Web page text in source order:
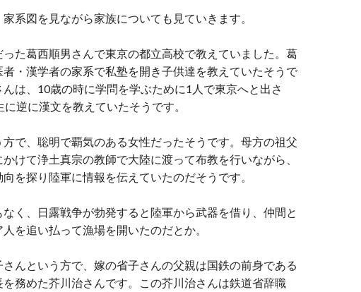
系図を見ながら家族についても見ていきます。
た葛西順男さんで東京の都立高校で教えていました。葛
・漢学者の家系で私塾を開き子供達を教えていたそうで
は、10歳の時に学問を学ぶために1人で東京へと出さ
逆に漢文を教えていたそうです。
で、聡明で覇気のある女性だったそうです。母方の祖父
けて浄土真宗の教師で大陸に渡って布教を行いながら、
を探り陸軍に情報を伝えていたのだそうです。
く、日露戦争が勃発すると陸軍から武器を借り、仲間と
を追い払って漁場を開いたのだとか。
んという方で、嫁の省子さんの父親は国鉄の前身である
務めた芥川治さんです。この芥川治さんは鉄道省辞職